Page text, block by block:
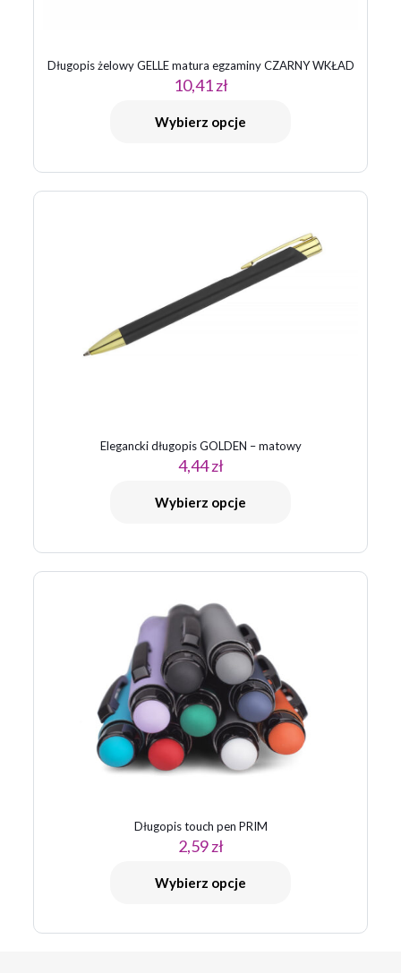
mail*
Długopis żelowy GELLE matura egzaminy CZARNY WKŁAD
10,41zł
Wybierz opcje
Elegancki długopis GOLDEN – matowy
4,44zł
Wybierz opcje
Długopis touch pen PRIM
2,59zł
Wybierz opcje